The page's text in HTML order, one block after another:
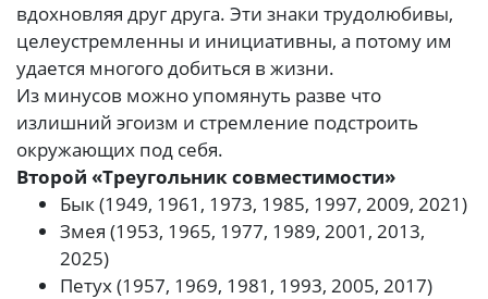
вдохновляя друг друга. Эти знаки трудолюбивы,
целеустремленны и инициативны, а потому им
удается многого добиться в жизни.
Из минусов можно упомянуть разве что
излишний эгоизм и стремление подстроить
окружающих под себя.
Второй «Треугольник совместимости»
Бык (1949, 1961, 1973, 1985, 1997, 2009, 2021)
Змея (1953, 1965, 1977, 1989, 2001, 2013,
2025)
Петух (1957, 1969, 1981, 1993, 2005, 2017)